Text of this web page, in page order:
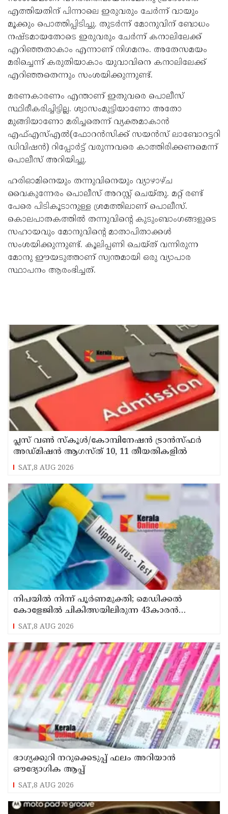
എത്തിയതിന് പിന്നാലെ ഇരുവരും ചേര്‍ന്ന് വായും
മൂക്കും പൊത്തിപ്പിടിച്ചു. തുടര്‍ന്ന് മോനുവിന് ബോധം
നഷ്ടമായതോടെ ഇരുവരും ചേർന്ന് കനാലിലേക്ക്
എറിഞ്ഞതാകാം എന്നാണ് നിഗമനം. അതേസമയം
മരിച്ചെന്ന് കരുതിയാകാം യുവാവിനെ കനാലിലേക്ക്
എറിഞ്ഞതെന്നും സംശയിക്കുന്നുണ്ട്.
മരണകാരണം എന്താണ് ഇതുവരെ പൊലീസ്
സ്ഥിരീകരിച്ചിട്ടില്ല. ശ്വാസംമുട്ടിയാണോ അതോ
മുങ്ങിയാണോ മരിച്ചതെന്ന് വ്യക്തമാകാന്‍
എഫ്എസ്എല്‍(ഫോറന്‍സിക്ക് സയന്‍സ് ലാബോറട്ടറി
ഡിവിഷന്‍) റിപ്പോര്‍ട്ട് വരുന്നവരെ കാത്തിരിക്കണമെന്ന്
പൊലീസ് അറിയിച്ചു.
ഹരിഓമിനെയും തന്നുവിനെയും വ്യാഴാഴ്ച
വൈകുന്നേരം പൊലീസ് അറസ്റ്റ് ചെയ്തു. മറ്റ് രണ്ട്
പേരെ പിടികൂടാനുള്ള ശ്രമത്തിലാണ് പൊലീസ്.
കൊലപാതകത്തിൽ തന്നുവിന്റെ കുടുംബാംഗങ്ങളുടെ
സഹായവും മോനുവിന്റെ മാതാപിതാക്കള്‍
സംശയിക്കുന്നുണ്ട്. കൂലിപ്പണി ചെയ്ത് വന്നിരുന്ന
മോനു ഈയടുത്താണ് സ്വന്തമായി ഒരു വ്യാപാര
സ്ഥാപനം ആരംഭിച്ചത്.
പ്ലസ് വൺ സ്‌കൂൾ/കോമ്പിനേഷൻ ട്രാൻസ്ഫർ
അഡ്മിഷൻ ആഗസ്ത് 10, 11 തീയതികളിൽ
SAT,8 AUG 2026
നിപയിൽ നിന്ന് പൂർണമുക്തി; മെഡിക്കൽ
കോളേജിൽ ചികിത്സയിലിരുന്ന 43കാരൻ
വീട്ടിലേക്ക് മടങ്ങി
SAT,8 AUG 2026
ഭാഗ്യക്കുറി നറുക്കെടുപ്പ് ഫലം അറിയാൻ
ഔദ്യോഗിക ആപ്പ്
SAT,8 AUG 2026